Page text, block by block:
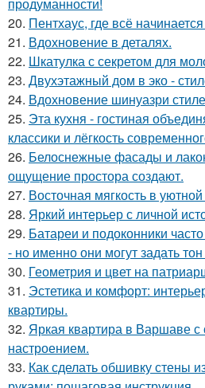
20. Пентхаус, где всё
21. Вдохновение в деталях.
22. Шкатулка с секретом для
23. Двухэтажный дом в эко -
24. Вдохновение шинуазри
25. Эта кухня - гостиная
классики и лёгкость
26. Белоснежные фасады и
ощущение простора создают.
27. Восточная мягкость в
28. Яркий интерьер с личной
29. Батареи и подоконники
- но именно они могут задать
30. Геометрия и цвет на
31. Эстетика и комфорт:
квартиры.
32. Яркая квартира в Варшаве
настроением.
33. Как сделать обшивку стены